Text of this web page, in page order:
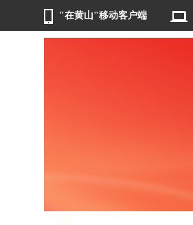
"在黄山"移动客户端